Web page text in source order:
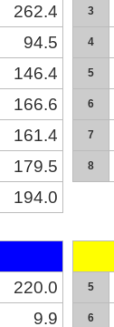
262.4
94.5
146.4
166.6
161.4
179.5
194.0
3
4
5
6
7
8
220.0
9.9
5
6